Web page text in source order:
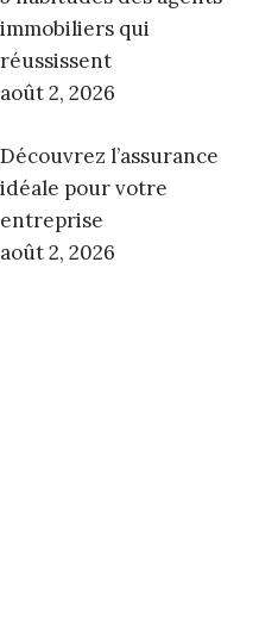
immobiliers qui
réussissent
août 2, 2026
Découvrez l’assurance
idéale pour votre
entreprise
août 2, 2026